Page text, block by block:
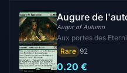
Augure de
Augur of Autumn
Aux portes des
Rare 92
0.20 €